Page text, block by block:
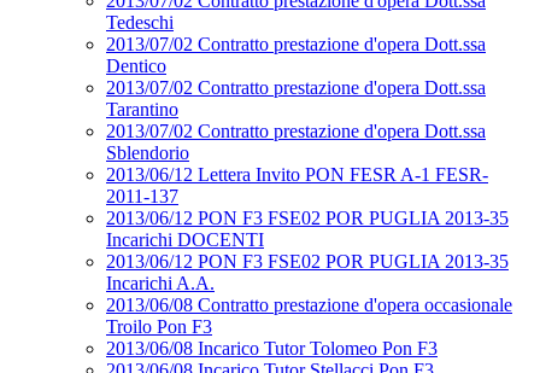
Tedeschi
2013/07/02 Contratto prestazione d'opera Dott.ssa
Dentico
2013/07/02 Contratto prestazione d'opera Dott.ssa
Tarantino
2013/07/02 Contratto prestazione d'opera Dott.ssa
Sblendorio
2013/06/12 Lettera Invito PON FESR A-1 FESR-
2011-137
2013/06/12 PON F3 FSE02 POR PUGLIA 2013-35
Incarichi DOCENTI
2013/06/12 PON F3 FSE02 POR PUGLIA 2013-35
Incarichi A.A.
2013/06/08 Contratto prestazione d'opera occasionale
Troilo Pon F3
2013/06/08 Incarico Tutor Tolomeo Pon F3